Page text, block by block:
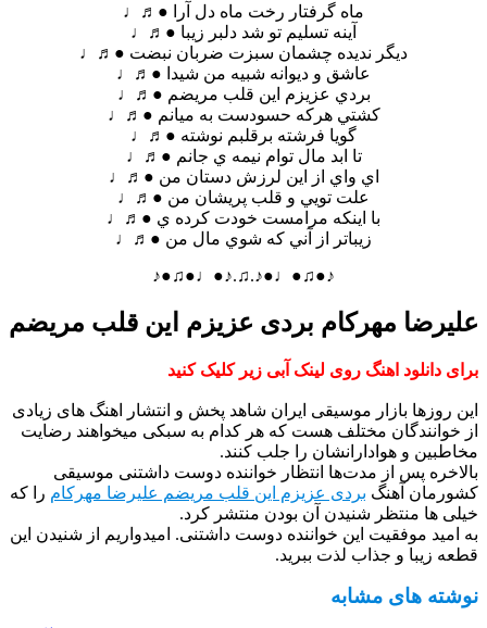
ماه گرفتار رخت ماه دل آرا ●♬♩
آينه تسليم تو شد دلبر زيبا ●♬♩
ديگر نديده چشمان سبزت ضربان نبضت ●♬♩
عاشق و ديوانه شبيه من شيدا ●♬♩
بردي عزيزم اين قلب مريضم ●♬♩
كشتي هركه حسودست به ميانم ●♬♩
گويا فرشته برقلبم نوشته ●♬♩
تا ابد مال توام نيمه ي جانم ●♬♩
اي واي از اين لرزش دستان من ●♬♩
علت تويي و قلب پريشان من ●♬♩
با اينكه مرامست خودت كرده ي ●♬♩
زيباتر از آني كه شوي مال من ●♬♩
♪●♫●♩●♪.♫.♪●♩●♫●♪
علیرضا مهرکام بردی عزیزم این قلب مریضم
برای دانلود اهنگ روی لینک آبی زیر کلیک کنید
این روزها بازار موسیقی ایران شاهد پخش و انتشار اهنگ های زیادی
از خوانندگان مختلف هست که هر کدام به سبکی میخواهند رضایت
مخاطبین و هوادارانشان را جلب کنند.
بالاخره پس از مدت‌ها انتظار خواننده دوست داشتنی موسیقی
کشورمان آهنگ بردی عزیزم این قلب مریضم علیرضا مهرکام را که
خیلی ها منتظر شنیدن آن بودن منتشر کرد.
به امید موفقیت این خواننده دوست داشتنی. امیدواریم از شنیدن این
قطعه زیبا و جذاب لذت ببرید.
نوشته های مشابه